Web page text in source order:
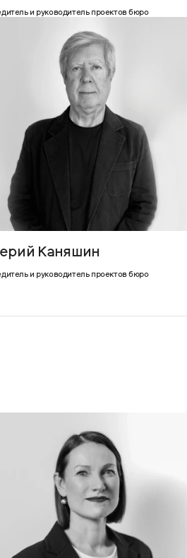
и руководитель проектов бюро
Каняшин
и руководитель проектов бюро